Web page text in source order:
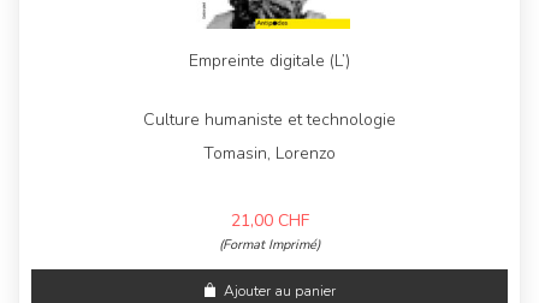
Empreinte digitale (L’)
Culture humaniste et technologie
Tomasin, Lorenzo
21,00 CHF
(Format Imprimé)
Ajouter au panier